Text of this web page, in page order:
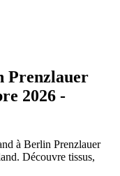
Prenzlauer
2026 -
à Berlin Prenzlauer
Découvre tissus,